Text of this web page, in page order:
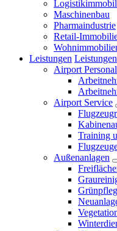
Maschinenbau
Pharmaindustrie
Retail-
Leistungen Leistungen
Airport
Airport Service
Training
Außenanlagen